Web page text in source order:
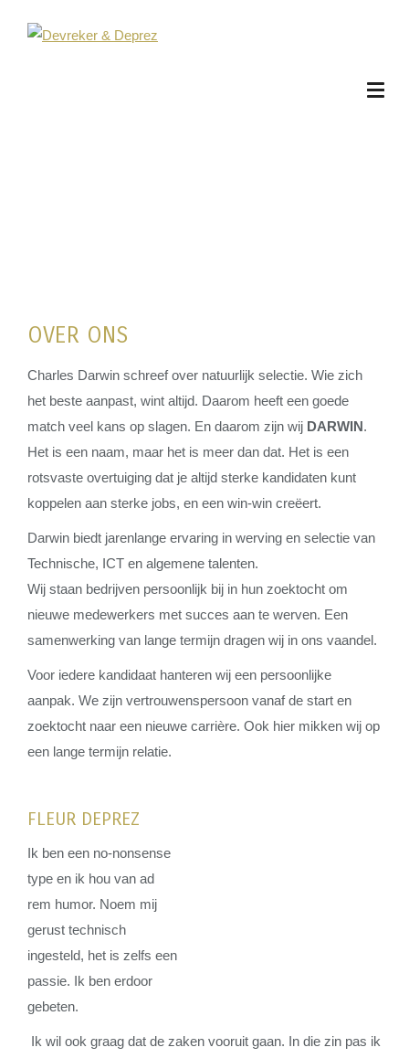
OVER ONS
Charles Darwin schreef over natuurlijk selectie. Wie zich
het beste aanpast, wint altijd. Daarom heeft een goede
match veel kans op slagen. En daarom zijn wij DARWIN.
Het is een naam, maar het is meer dan dat. Het is een
rotsvaste overtuiging dat je altijd sterke kandidaten kunt
koppelen aan sterke jobs, en een win-win creëert.
Darwin biedt jarenlange ervaring in werving en selectie van
Technische, ICT en algemene talenten.
Wij staan bedrijven persoonlijk bij in hun zoektocht om
nieuwe medewerkers met succes aan te werven. Een
samenwerking van lange termijn dragen wij in ons vaandel.
Voor iedere kandidaat hanteren wij een persoonlijke
aanpak. We zijn vertrouwenspersoon vanaf de start en
zoektocht naar een nieuwe carrière. Ook hier mikken wij op
een lange termijn relatie.
FLEUR DEPREZ
Ik ben een no-nonsense
type en ik hou van ad
rem humor. Noem mij
gerust technisch
ingesteld, het is zelfs een
passie. Ik ben erdoor
gebeten.
Ik wil ook graag dat de zaken vooruit gaan. In die zin pas ik